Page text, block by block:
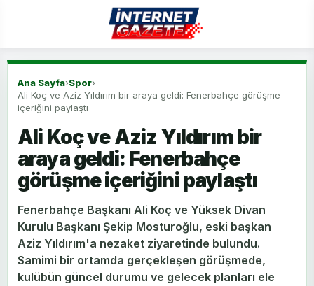
Ana Sayfa›Spor›
Ali Koç ve Aziz Yıldırım bir araya geldi: Fenerbahçe görüşme
içeriğini paylaştı
Ali Koç ve Aziz Yıldırım bir
araya geldi: Fenerbahçe
görüşme içeriğini paylaştı
Fenerbahçe Başkanı Ali Koç ve Yüksek Divan
Kurulu Başkanı Şekip Mosturoğlu, eski başkan
Aziz Yıldırım'a nezaket ziyaretinde bulundu.
Samimi bir ortamda gerçekleşen görüşmede,
kulübün güncel durumu ve gelecek planları ele